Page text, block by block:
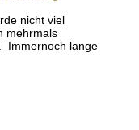
nicht viel
mehrmals
Immernoch lange